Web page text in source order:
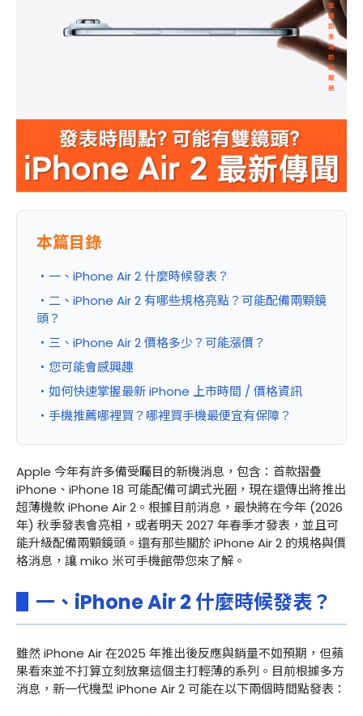
本篇目錄
・一、iPhone Air 2 什麼時候發表？
・二、iPhone Air 2 有哪些規格亮點？可能配備兩顆鏡
頭？
・三、iPhone Air 2 價格多少？可能漲價？
・您可能會感興趣
・如何快速掌握最新 iPhone 上市時間 / 價格資訊
・手機推薦哪裡買？哪裡買手機最便宜有保障？
Apple 今年有許多備受矚目的新機消息，包含：首款摺疊
iPhone、iPhone 18 可能配備可調式光圈，現在還傳出將推出
超薄機款 iPhone Air 2。根據目前消息，最快將在今年 (2026
年) 秋季發表會亮相，或者明天 2027 年春季才發表，並且可
能升級配備兩顆鏡頭。還有那些關於 iPhone Air 2 的規格與價
格消息，讓 miko 米可手機館帶您來了解。
▋一、iPhone Air 2 什麼時候發表？
雖然 iPhone Air 在2025 年推出後反應與銷量不如預期，但蘋
果看來並不打算立刻放棄這個主打輕薄的系列。目前根據多方
消息，新一代機型 iPhone Air 2 可能在以下兩個時間點發表：